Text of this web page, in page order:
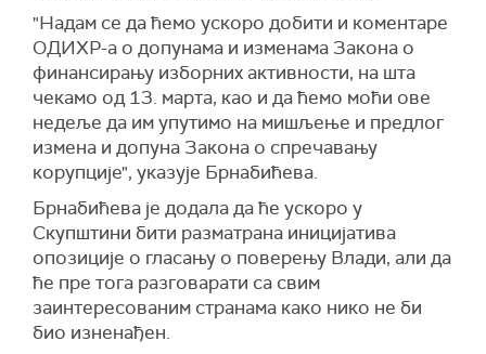
"Надам се да ћемо ускоро добити и коментаре
ОДИХР-а о допунама и изменама Закона о
финансирању изборних активности, на шта
чекамо од 13. марта, као и да ћемо моћи ове
недеље да им упутимо на мишљење и предлог
измена и допуна Закона о спречавању
корупције", указује Брнабићева.
Брнабићева је додала да ће ускоро у
Скупштини бити разматрана иницијатива
опозиције о гласању о поверењу Влади, али да
ће пре тога разговарати са свим
заинтересованим странама како нико не би
био изненађен.